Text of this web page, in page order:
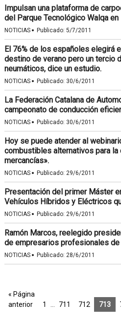
Impulsan una plataforma de
del Parque Tecnológico Walqa en
NOTICIAS · Publicado: 5/7/2011
El 76% de los españoles elegirá
destino de verano pero un tercio
neumáticos, dice un estudio.
NOTICIAS · Publicado: 30/6/2011
La Federación Catalana de
campeonato de conducción
NOTICIAS · Publicado: 30/6/2011
Hoy se puede atender al
combustibles alternativos para la
mercancías».
NOTICIAS · Publicado: 29/6/2011
Presentación del primer Máster
Vehículos Híbridos y Eléctricos
NOTICIAS · Publicado: 29/6/2011
Ramón Marcos, reelegido
de empresarios profesionales de
NOTICIAS · Publicado: 28/6/2011
« Página
anterior
1 711 712 713